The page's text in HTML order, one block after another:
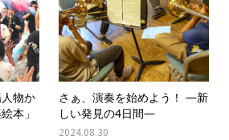
物か
本」
さぁ、演奏を始めよう！ ―新
しい発見の4日間―
2024.08.30